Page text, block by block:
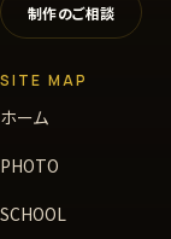
制作のご相談
SITE MAP
ホーム
PHOTO
SCHOOL